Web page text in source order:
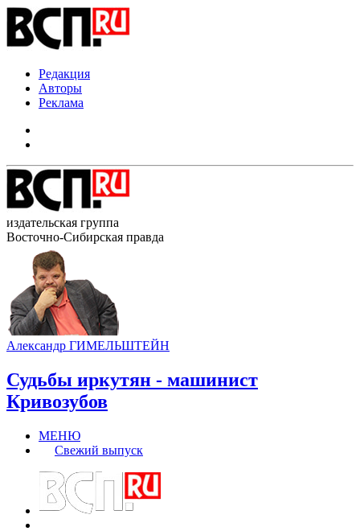
Редакция
Авторы
Реклама
издательская группа
Восточно-Сибирская правда
Александр ГИМЕЛЬШТЕЙН
Судьбы иркутян - машинист
Кривозубов
МЕНЮ
Свежий выпуск